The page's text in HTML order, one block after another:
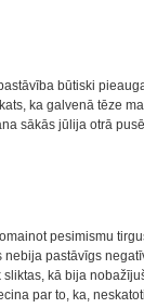
būtiski
ka galvenā tēze
sākās jūlija otrā
pesimismu
pastāvīgs
kā bija
par to, ka,